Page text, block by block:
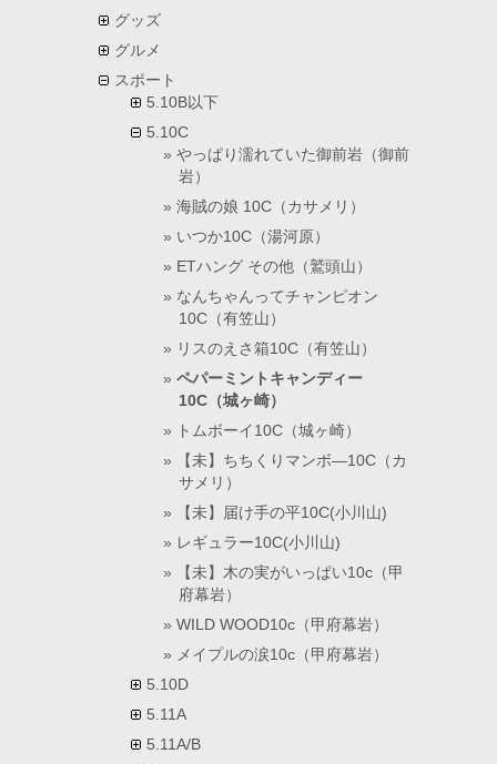
グッズ
グルメ
スポート
5.10B以下
5.10C
やっぱり濡れていた御前岩（御前
岩）
海賊の娘 10C（カサメリ）
いつか10C（湯河原）
ETハング その他（鷲頭山）
なんちゃんってチャンピオン
10C（有笠山）
リスのえさ箱10C（有笠山）
ペパーミントキャンディー
10C（城ヶ崎）
トムボーイ10C（城ヶ崎）
【未】ちちくりマンボ―10C（カ
サメリ）
【未】届け手の平10C(小川山)
レギュラー10C(小川山)
【未】木の実がいっぱい10c（甲
府幕岩）
WILD WOOD10c（甲府幕岩）
メイプルの涙10c（甲府幕岩）
5.10D
5.11A
5.11A/B